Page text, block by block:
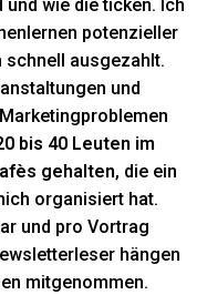
wie die ticken. Ich
potenzieller
schnell ausgezahlt.
und
bis 40 Leuten im
gehalten, die ein
organisiert hat.
und pro Vortrag
hängen
mitgenommen.